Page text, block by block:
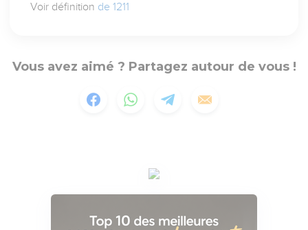
Voir définition de 1211
Vous avez aimé ? Partagez autour de vous !